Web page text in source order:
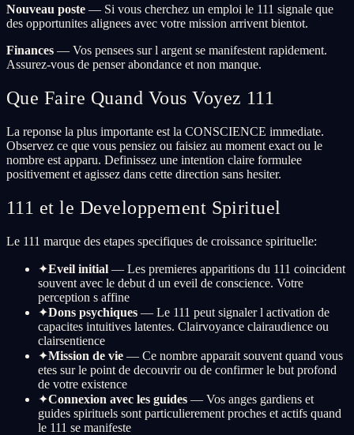
Nouveau poste — Si vous cherchez un emploi le 111 signale que
des opportunites alignees avec votre mission arrivent bientot.
Finances — Vos pensees sur l argent se manifestent rapidement.
Assurez-vous de penser abondance et non manque.
Que Faire Quand Vous Voyez 111
La reponse la plus importante est la CONSCIENCE immediate.
Observez ce que vous pensiez ou faisiez au moment exact ou le
nombre est apparu. Definissez une intention claire formulee
positivement et agissez dans cette direction sans hesiter.
111 et le Developpement Spirituel
Le 111 marque des etapes specifiques de croissance spirituelle:
✦Eveil initial — Les premieres apparitions du 111 coincident
souvent avec le debut d un eveil de conscience. Votre
perception s affine
✦Dons psychiques — Le 111 peut signaler l activation de
capacites intuitives latentes. Clairvoyance clairaudience ou
clairsentience
✦Mission de vie — Ce nombre apparait souvent quand vous
etes sur le point de decouvrir ou de confirmer le but profond
de votre existence
✦Connexion avec les guides — Vos anges gardiens et
guides spirituels sont particulierement proches et actifs quand
le 111 se manifeste